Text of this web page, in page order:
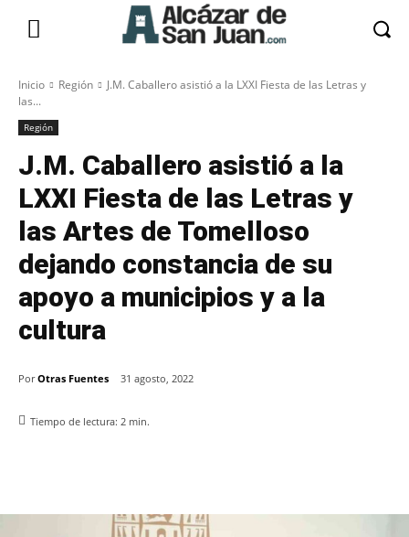
Inicio Región
J.M. Caballero asistió a la LXXI Fiesta de las Letras y
las...
Región
J.M. Caballero asistió a la
LXXI Fiesta de las Letras y
las Artes de Tomelloso
dejando constancia de su
apoyo a municipios y a la
cultura
Por Otras Fuentes 31 agosto, 2022
Tiempo de lectura: 2 min.